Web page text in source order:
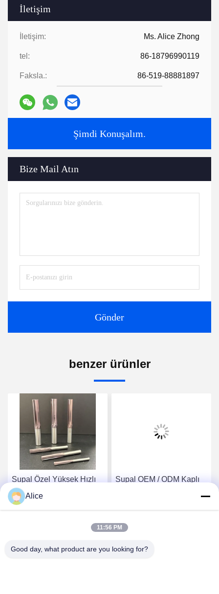
İletişim
İletişim: Ms. Alice Zhong
tel: 86-18796990119
Faksla.: 86-519-88881897
Şimdi Konuşalım.
Bize Mail Atın
Gönder
benzer ürünler
Supal Özel Yüksek Hızlı
CNC İşleme Karbid kaplı
Özel Reamer Kesme
En İyi Fiyatı Alın
Supal OEM / ODM Kaplı
Alice
11:56 PM
Good day, what product are you looking for?